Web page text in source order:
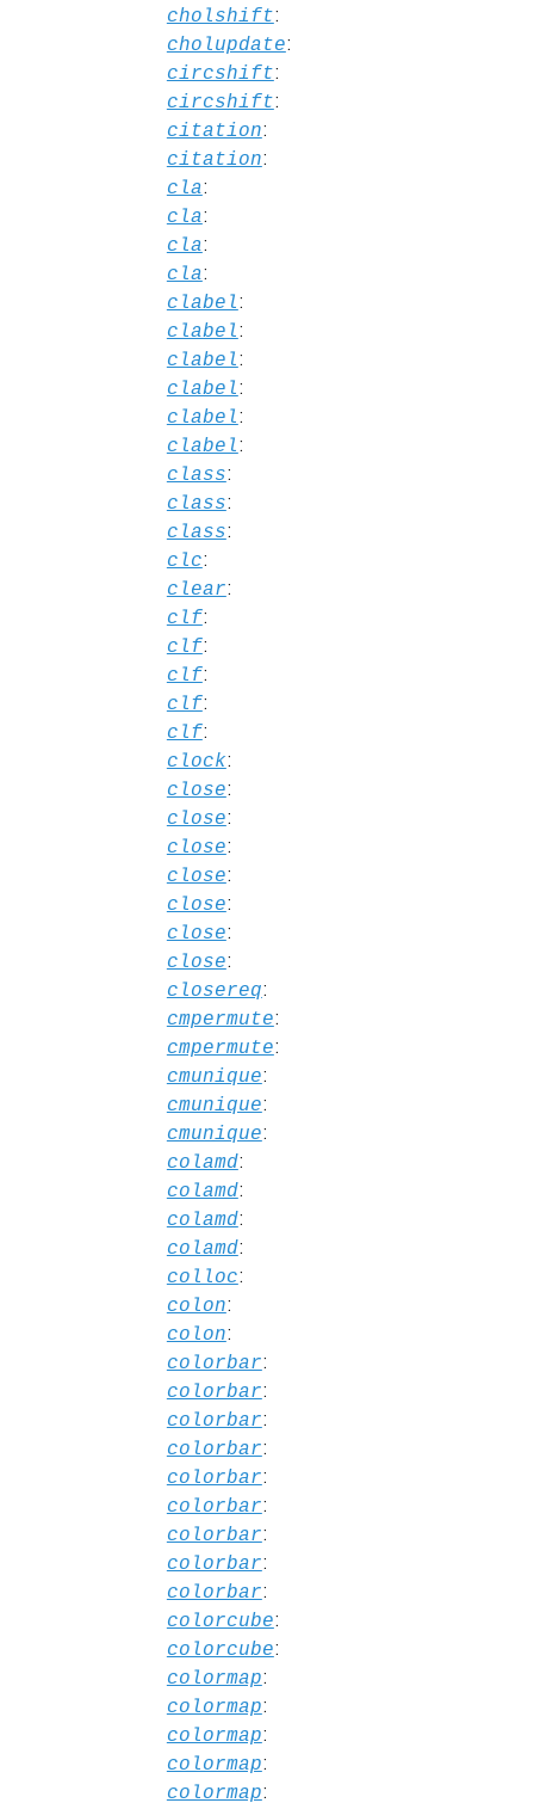
cholshift:
cholupdate:
circshift:
circshift:
citation:
citation:
cla:
cla:
cla:
cla:
clabel:
clabel:
clabel:
clabel:
clabel:
clabel:
class:
class:
class:
clc:
clear:
clf:
clf:
clf:
clf:
clf:
clock:
close:
close:
close:
close:
close:
close:
close:
closereq:
cmpermute:
cmpermute:
cmunique:
cmunique:
cmunique:
colamd:
colamd:
colamd:
colamd:
colloc:
colon:
colon:
colorbar:
colorbar:
colorbar:
colorbar:
colorbar:
colorbar:
colorbar:
colorbar:
colorbar:
colorcube:
colorcube:
colormap:
colormap:
colormap:
colormap:
colormap: